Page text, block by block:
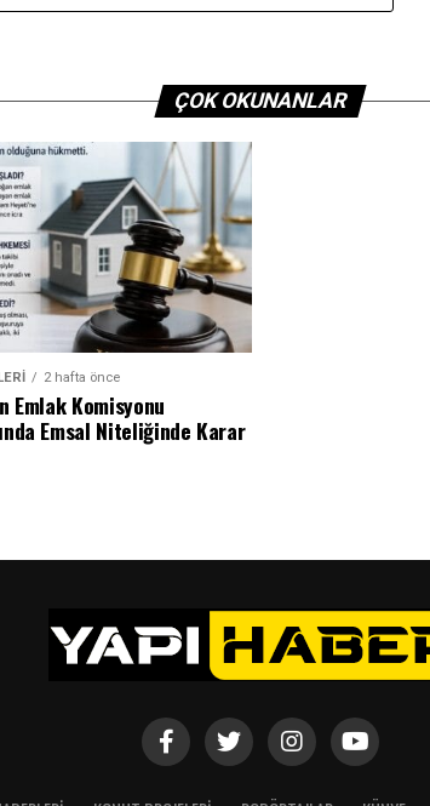
ÇOK OKUNANLAR
2 hafta önce
Emlak Komisyonu
Emsal Niteliğinde Karar